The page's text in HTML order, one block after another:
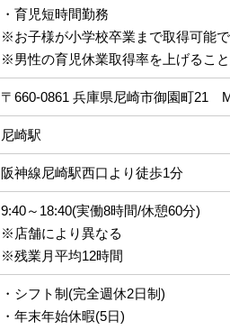
・育児短時間勤務
※お子様が小学校卒業まで取得可能で
※男性の育児休業取得率を上げること
〒660-0861 兵庫県尼崎市御園町21
尼崎駅
阪神線尼崎駅西口より徒歩1分
9:40～18:40(実働8時間/休憩60分)
※店舗により異なる
※残業月平均12時間
・シフト制(完全週休2日制)
・年末年始休暇(5日)